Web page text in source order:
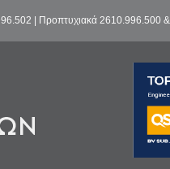
| Προπτυχιακά